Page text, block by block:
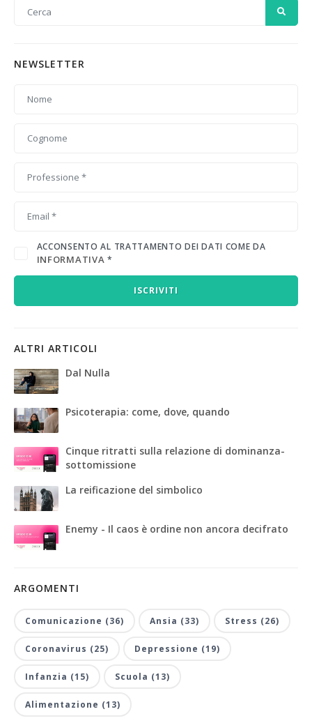
NEWSLETTER
ACCONSENTO AL TRATTAMENTO DEI DATI COME DA
INFORMATIVA *
ISCRIVITI
ALTRI ARTICOLI
Dal Nulla
Psicoterapia: come, dove, quando
Cinque ritratti sulla relazione di dominanza-
sottomissione
La reificazione del simbolico
Enemy - Il caos è ordine non ancora decifrato
ARGOMENTI
Comunicazione (36) Ansia (33) Stress (26)
Coronavirus (25) Depressione (19)
Infanzia (15) Scuola (13)
Alimentazione (13)